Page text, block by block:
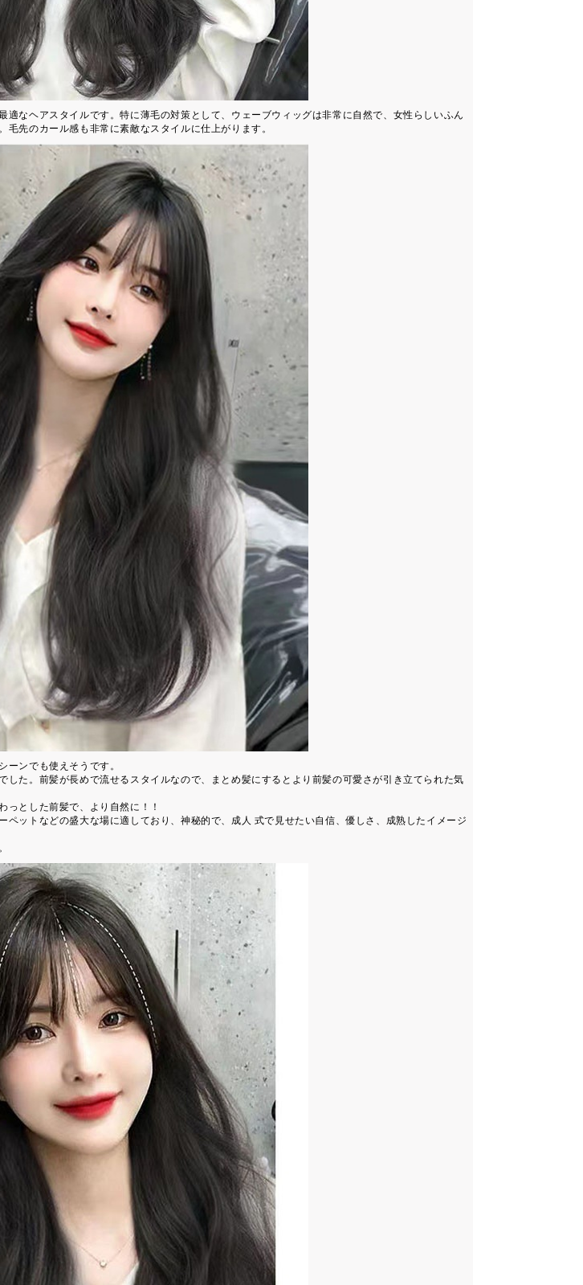
適なヘアスタイルです。特に薄毛の対策として、ウェーブウィッグは非常に自然で、女性らしいふん
毛先のカール感も非常に素敵なスタイルに仕上がります。
ーンでも使えそうです。
した。前髪が長めで流せるスタイルなので、まとめ髪にするとより前髪の可愛さが引き立てられた気
っとした前髪で、より自然に！！
ペットなどの盛大な場に適しており、神秘的で、成人 式で見せたい自信、優しさ、成熟したイメージ